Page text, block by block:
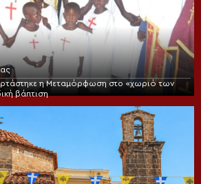
η Μεταμόρφωση στο «χωριό των
βάπτιση